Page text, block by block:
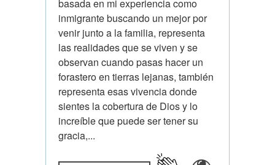
basada en mi experiencia como
inmigrante buscando un mejor por
venir junto a la familia, representa
las realidades que se viven y se
observan cuando pasas hacer un
forastero en tierras lejanas, también
representa esas vivencia donde
sientes la cobertura de Dios y lo
increíble que puede ser tener su
gracia,...